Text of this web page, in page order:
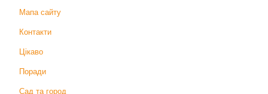
Мапа сайту
Контакти
Цікаво
Поради
Сад та город